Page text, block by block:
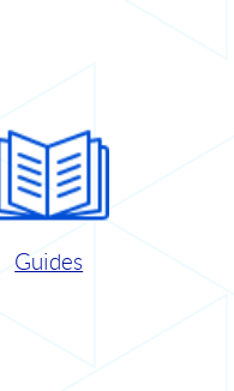
Guides